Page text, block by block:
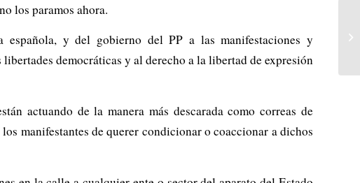
los paramos ahora.
y del gobierno del PP a las manifestaciones y
democráticas y al derecho a la libertad de expresión
actuando de la manera más descarada como correas de
manifestantes de querer condicionar o coaccionar a dichos